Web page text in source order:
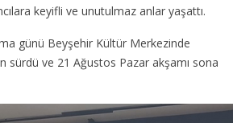
keyifli ve unutulmaz anlar yaşattı.
Beyşehir Kültür Merkezinde
sürdü ve 21 Ağustos Pazar akşamı sona